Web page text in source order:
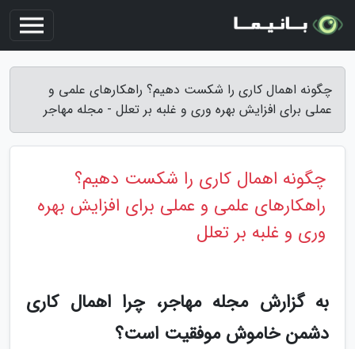
چگونه اهمال کاری را شکست دهیم؟ راهکارهای علمی و
عملی برای افزایش بهره وری و غلبه بر تعلل - مجله مهاجر
چگونه اهمال کاری را شکست دهیم؟
راهکارهای علمی و عملی برای افزایش بهره
وری و غلبه بر تعلل
به گزارش مجله مهاجر، چرا اهمال کاری
دشمن خاموش موفقیت است؟